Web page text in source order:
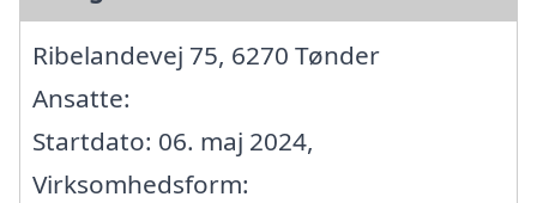
Ribelandevej 75, 6270 Tønder
Ansatte:
Startdato: 06. maj 2024,
Virksomhedsform: